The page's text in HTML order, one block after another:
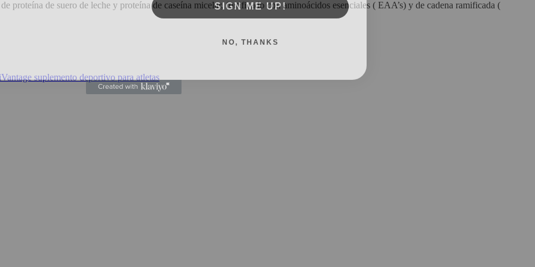
proteína de suero de leche y proteína de caseína micelar, fortificado con aminoácidos esenciales ( EAA’s) y de cadena ramificada (